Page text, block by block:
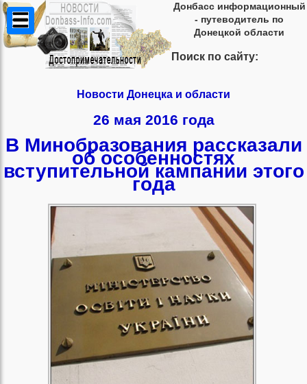
Донбасс информационный
- путеводитель по
Донецкой области
Поиск по сайту:
Новости Донецка и области
26 мая 2016 года
В Минобразования рассказали
об особенностях
вступительной кампании этого
года